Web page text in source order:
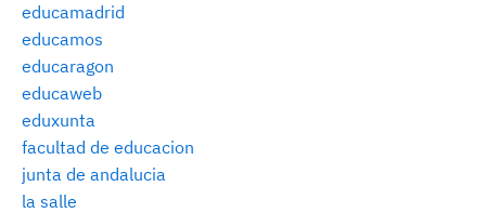
educamadrid
educamos
educaragon
educaweb
eduxunta
facultad de educacion
junta de andalucia
la salle